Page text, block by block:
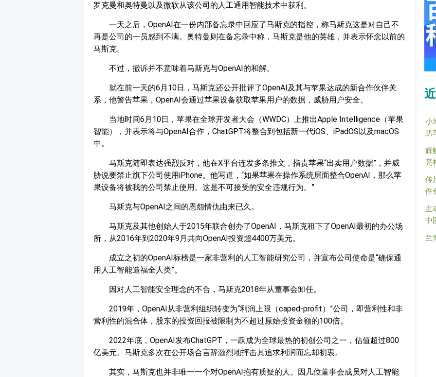
罗克曼和奥特曼以及微软从该公司的人工通用智能技术中获利。
一天之后，OpenAI在一份内部备忘录中回应了马斯克的指控，称马斯克这是对自己不
再是公司的一员感到不满。奥特曼则在备忘录中称，马斯克是他的英雄，并表示怀念以前的
马斯克。
不过，撤诉并不意味着马斯克与OpenAI的和解。
就在前一天的6月10日，马斯克还公开批评了OpenAI及其与苹果达成的新合作伙伴关
系，他警告苹果，OpenAI会通过苹果设备获取苹果用户的数据，威胁用户安全。
当地时间6月10日，苹果在全球开发者大会（WWDC）上推出Apple Intelligence（苹果
智能），并表示将与OpenAI合作，ChatGPT将整合到包括新一代iOS、iPadOS以及macOS
中。
马斯克随即表达强烈反对，他在X平台连发多条推文，指责苹果“出卖用户数据”，并威
胁说要禁止旗下公司使用iPhone。他写道，“如果苹果在操作系统层面整合OpenAI，那么苹
果设备将被我的公司禁止使用。这是不可接受的安全违规行为。”
马斯克与OpenAI之间的恩怨情仇由来已久。
马斯克及其他创始人于2015年联合创办了OpenAI，马斯克租下了OpenAI最初的办公场
所，从2016年到2020年9月共向OpenAI投资超4400万美元。
成立之初的OpenAI标榜是一家非营利的人工智能研究公司，并宣布公司使命是“确保通
用人工智能造福全人类”。
因对人工智能安全理念的不合，马斯克2018年从董事会卸任。
2019年，OpenAI从非营利组织转变为“利润上限（caped-profit）”公司，即营利性和非
营利性的混合体，股东的投资回报被限制为不超过原始投资金额的100倍。
2022年底，OpenAI发布ChatGPT，一跃成为全球最热的初创公司之一，估值超过800
亿美元。马斯克多次在公开场合言辞激烈地抨击其追求利润而忘却初衷。
其实，马斯克也并非唯一一个对OpenAI抱有质疑的人。因几位董事会成员对人工智能
小
趴
辉
亮
传
件
主
中
兰